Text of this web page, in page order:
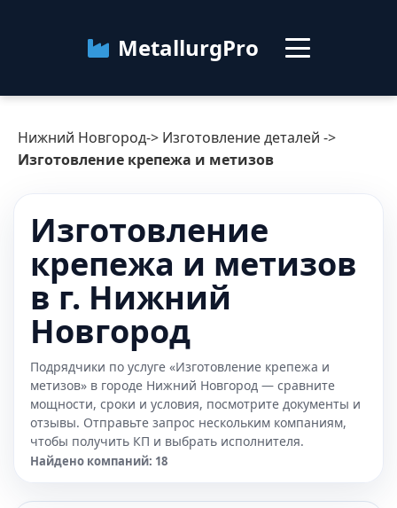
MetallurgPro
Нижний Новгород
Категории
О сервисе Контакты
Нижний Новгород-> Изготовление деталей ->
Изготовление крепежа и метизов
Изготовление
крепежа и метизов
в г. Нижний
Новгород
Подрядчики по услуге «Изготовление крепежа и
метизов» в городе Нижний Новгород — сравните
мощности, сроки и условия, посмотрите документы и
отзывы. Отправьте запрос нескольким компаниям,
чтобы получить КП и выбрать исполнителя.
Найдено компаний: 18